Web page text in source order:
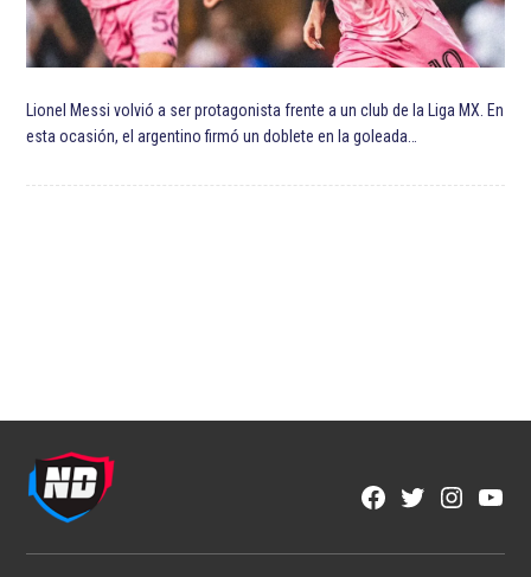
Lionel Messi volvió a ser protagonista frente a un club de la Liga MX. En
esta ocasión, el argentino firmó un doblete en la goleada…
Facebook
Twitter